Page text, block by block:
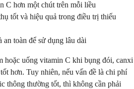
C hơn một chút trên mỗi liều
tốt và hiệu quả trong điều trị thiếu
an toàn để sử dụng lâu dài
hoặc uống vitamin C khi bụng đói, canxi
hơn. Tuy nhiên, nếu vấn đề là chi phí
thông thường tốt, thì không cần phải